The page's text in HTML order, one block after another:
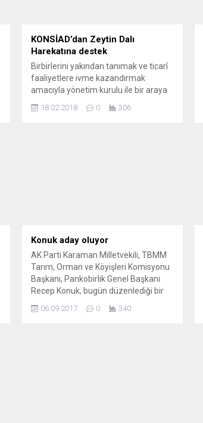
KONSİAD’dan Zeytin Dalı
Harekatına destek
Birbirlerini yakından tanımak ve ticarî
faaliyetlere ivme kazandırmak
amacıyla yönetim kurulu ile bir araya
gelen KONSİAD üyeleri Zeytin Dalı
Harekatına desteklerini bildirdi.
18.02.2018 0 306
Konuk aday oluyor
AK Parti Karaman Milletvekili, TBMM
Tarım, Orman ve Köyişleri Komisyonu
Başkanı, Pankobirlik Genel Başkanı
Recep Konuk, bugün düzenlediği bir
konularına son noktayı koydu.
06.09.2017 0 340